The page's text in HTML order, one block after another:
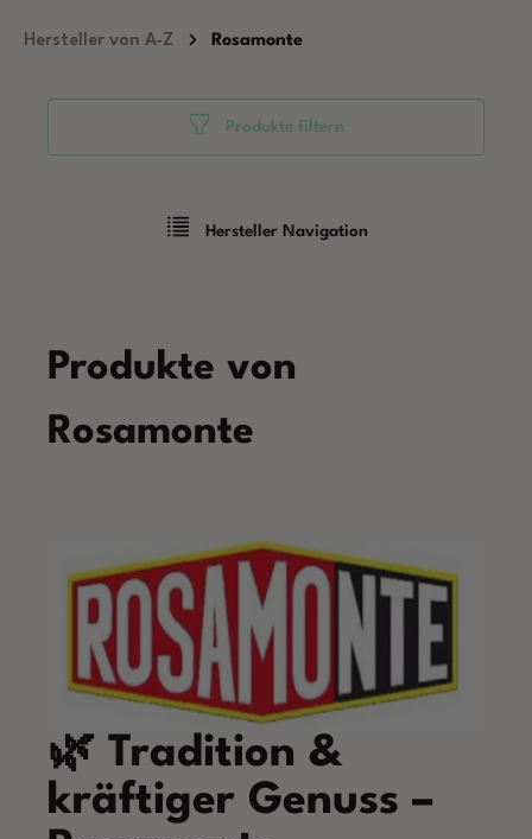
Hauptinhalt springen
Hersteller von A-Z Rosamonte
Produkte filtern
Hersteller Navigation
Produkte von
Rosamonte
🌿 Tradition &
kräftiger Genuss –